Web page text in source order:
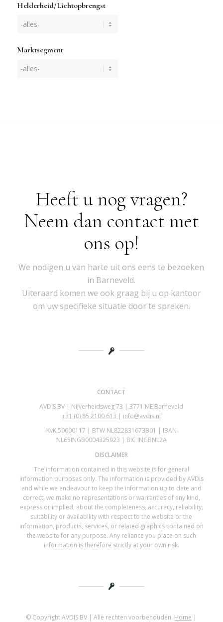
Helderheid/Lichtopbrengst
Marktsegment
Heeft u nog vragen?
Neem dan contact met
ons op!
We nodigen u van harte uit ons eens te bezoeken
in Barneveld.
Uiteraard komen we ook graag bij u op kantoor
om uw specifieke situatie door te spreken.
CONTACT
AVDIS BV | Nijverheidsweg 73 | 3771 ME Barneveld
+31 (0) 85 2100 613 | info@avdis.nl
KvK 50600117 | BTW NL822831673B01 | IBAN
NL65INGB0004325923 | BIC INGBNL2A
DISCLAIMER
The information contained in this website is for general
information purposes only. The information is provided by AVDis
and while we endeavour to keep the information up to date and
correct, we make no representations or warranties of any kind,
express or implied, about the completeness, accuracy, reliability,
suitability or availability with respect to the website or the
information, products, services, or related graphics contained on
the website for any purpose. Any reliance you place on such
information is therefore strictly at your own risk.
© Copyright AVDIS BV | Alle rechten voorbehouden. Home |